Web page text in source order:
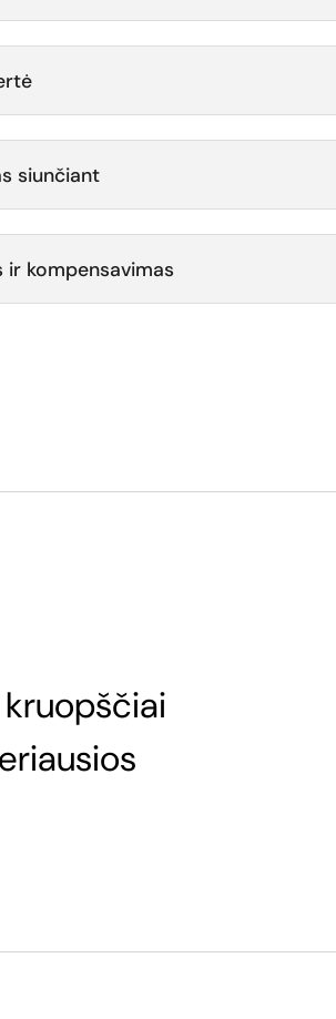
siunčiant
ir kompensavimas